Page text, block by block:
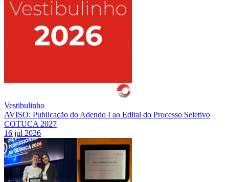
Vestibulinho
AVISO: Publicação do Adendo I ao Edital do Processo Seletivo
COTUCA 2027
16 jul 2026